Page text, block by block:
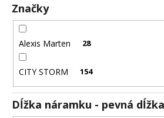
Značky
Alexis Marten 28
CITY STORM 154
Dĺžka náramku - pevná dĺžka
RETIAZKA
Z
CHIRURGICKEJ
OCELE
ZLATÁ
MADISON
DARČEKOVÁ
KRABIČKA
ZADARMO